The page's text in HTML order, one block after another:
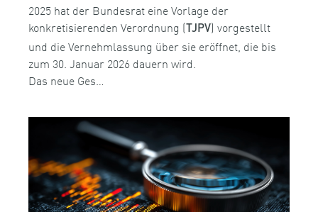
2025 hat der Bundesrat eine Vorlage der
konkretisierenden Verordnung ( TJPV) vorgestellt
und die Vernehmlassung über sie eröffnet, die bis
zum 30. Januar 2026 dauern wird.
Das neue Ges…